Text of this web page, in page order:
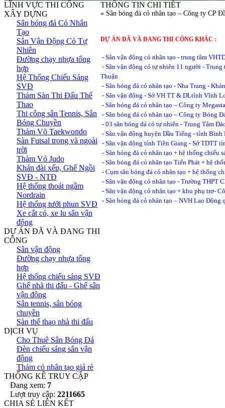
LĨNH VỰC THI CÔNG
XÂY DỰNG
Sân bóng đá Cỏ Nhân
Tạo
Sân Vận Động Cỏ Tự
Nhiên
Đường chạy nhựa tổng
hợp
Hệ Thống Chiếu Sáng
SVĐ
Thảm Sàn Thi Đấu Thể
Thao
Thi công sân Tennis, Sân
Bóng Chuyền
Thảm Võ Taekwondo
Sàn Futsal trong và ngoài
trời
Thảm Vỏ Judo
Khán đài xếp, Ghế Ngồi
SVĐ - NTĐ
Hệ thống thoát ngầm
Nordrain
Hệ thống tưới phun SVĐ
Xe cắt cỏ, xe lu sân vận
động
DỰ ÁN ĐÃ VÀ ĐANG THI
CÔNG
Sân vận động
Đường chạy nhựa tổng
hợp
Hệ thống chiếu sáng SVĐ
Ghế nhà thi đấu - Ghế sân
vận động
Sân tennis, sân bóng
chuyền
Sàn thể thao nhà thi đấu
DỊCH VỤ
Cho Thuê Sân Bóng Đá
Đèn chiếu sáng sân vận
động
Thảm cỏ nhân tạo giá rẻ
THỐNG KÊ TRUY CẬP
Đang xem: 7
Lượt truy cập: 2211665
CHIA SẺ LIÊN KẾT
THÔNG TIN CHI TIẾT
» Sân bóng đá cỏ nhân tạo – Công ty CP
DỰ ÁN ĐÃ VÀ ĐANG THI CÔNG KHÁC :
- Sân vận động cỏ nhân tạo - trung tâm
- Sân vận động cỏ tự nhiên 11 người -
Thuận
- Sân bóng đá cỏ nhân tạo - Nha Trang -
- Sân vận động - Sở VH TT & DLtỉnh Vĩnh
- Sân bóng đá cỏ nhân tạo – Công ty
- Sân bóng đá cỏ nhân tạo – Công ty Bóng
- 03 sân bóng đá cỏ tự nhiên - Trung Tâm
- Sân vận động huyện Dầu Tiếng - tỉnh Bình
- Sân vận động tỉnh Tiền Giang - Sở TDTT
- Sân bóng đá cỏ nhân tạo + hệ thống chiếu
- Sân bóng đá cỏ nhân tạo Tiến Phát + hệ
- Cụm sân bóng đá cỏ nhân tạo + hệ thống
- Sân vận động cỏ nhân tạo - Trường
- Sân vận động cỏ nhân tạo + khu phụ trợ-
- Sân bóng đá cỏ nhân tạo – NVH Lao Động